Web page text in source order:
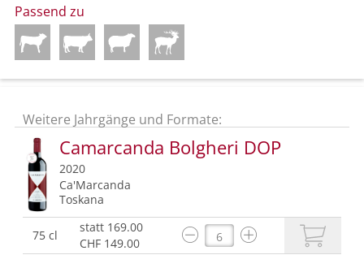
Passend zu
Weitere Jahrgänge und Formate:
Camarcanda Bolgheri DOP
2020
Ca'Marcanda
Toskana
75 cl
statt 169.00
CHF 149.00